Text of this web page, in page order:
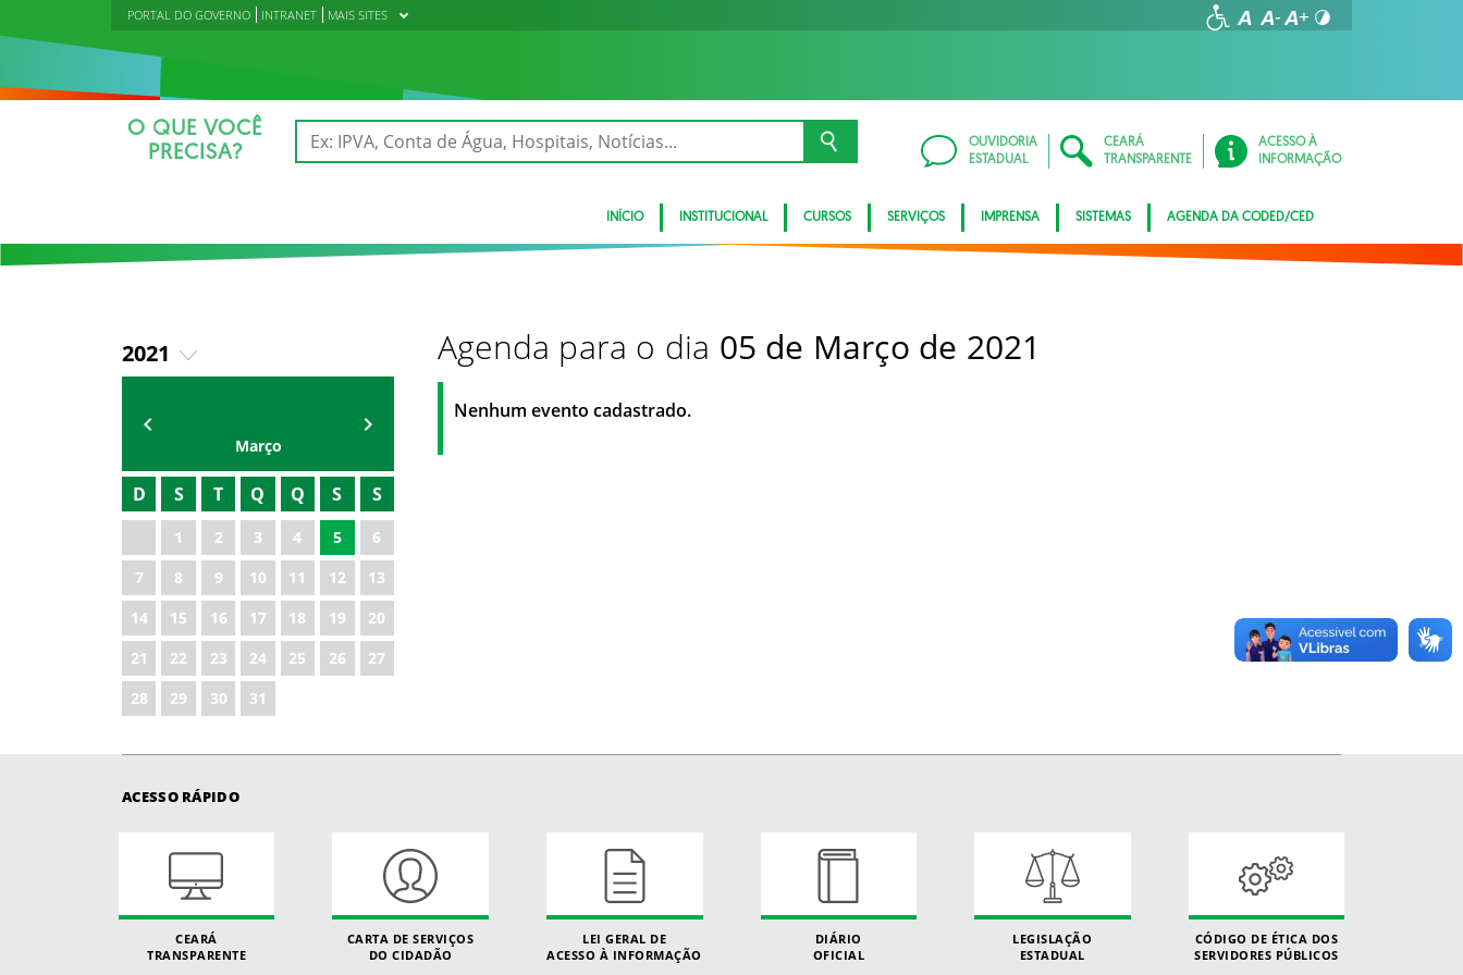
PORTAL DO GOVERNO INTRANET MAIS SITES
O QUE VOCÊ
PRECISA?
OUVIDORIA
ESTADUAL
CEARÁ
TRANSPARENTE
ACESSO À
INFORMAÇÃO
INÍCIO INSTITUCIONAL CURSOS SERVIÇOS IMPRENSA SISTEMAS AGENDA DA CODED/CED
2021
2019
2020
2022
2023
2024
2025
2026
Março
D S T Q Q S S
1 2 3 4 5
6
7
8 9 10 11 12
13
14
15 16 17 18 19
20
21
22 23 24 25 26
27
28
29 30 31
Agenda para o dia 05 de Março de 2021
Nenhum evento cadastrado.
ACESSO RÁPIDO
CEARÁ
TRANSPARENTE
CARTA DE SERVIÇOS
DO CIDADÃO
LEI GERAL DE
ACESSO À INFORMAÇÃO
DIÁRIO
OFICIAL
LEGISLAÇÃO
ESTADUAL
CÓDIGO DE ÉTICA DOS
SERVIDORES PÚBLICOS